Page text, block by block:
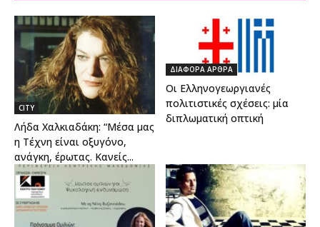
CITY
Λήδα Χαλκιαδάκη: “Μέσα μας
η Τέχνη είναι οξυγόνο,
ανάγκη, έρωτας. Κανείς...
ΔΙΑΦΟΡΑ ΑΡΘΡΑ
Οι Ελληνογεωργιανές
πολιτιστικές σχέσεις: μία
διπλωματική οπτική